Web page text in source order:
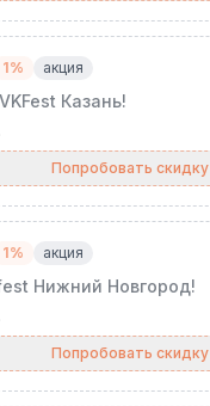
1% акция
Казань!
Попробовать скидку
1% акция
Нижний Новгород!
Попробовать скидку